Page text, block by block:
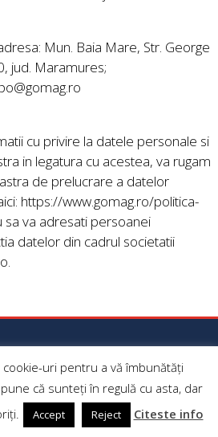
Mun. Baia Mare, Str. George
jud. Maramures;
cu privire la datele personale si
in legatura cu acestea, va rugam
de prelucrare a datelor
https://www.gomag.ro/politica-
va adresati persoanei
datelor din cadrul societatii
.
Confidentialitate
de Cookies
uri pentru a vă îmbunătăți
că sunteți în regulă cu asta, dar
Accept Reject Citeste info